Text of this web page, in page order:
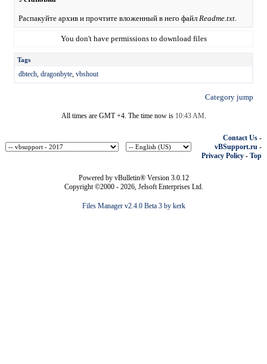
Распакуйте архив и прочтите вложенный в него файл Readme.txt
You don't have permissions to download files
Tags
dbtech dragonbyte vbshout
Category jump
All times are GMT +4. The time now is 10:43 AM
Contact Us -
vBSupport.ru -
Privacy Policy - Top
Powered by vBulletin® Version 3.0.12
Copyright ©2000 - 2026, Jelsoft Enterprises Ltd.
Files Manager v2.4.0 Beta 3 by kerk